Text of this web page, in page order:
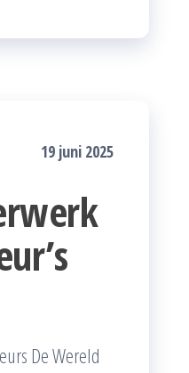
19 juni 2025
De Wereld